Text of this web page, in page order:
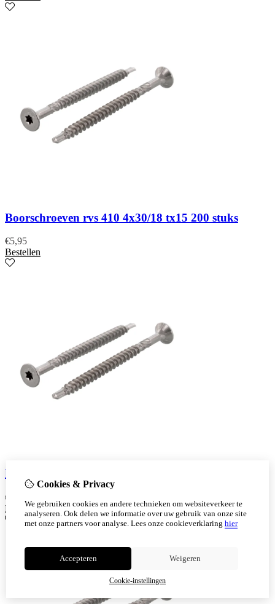
Boorschroeven rvs 410 4x30/18 tx15 200 stuks
€5,95
Bestellen
Boorschroeven rvs 410 4x35/24 tx15 200 stuks
€
Bestellen
Cookies & Privacy
We gebruiken cookies en andere technieken om websiteverkeer te
analyseren. Ook delen we informatie over uw gebruik van onze site
met onze partners voor analyse. Lees onze cookieverklaring hier
Accepteren Weigeren
Cookie-instellingen